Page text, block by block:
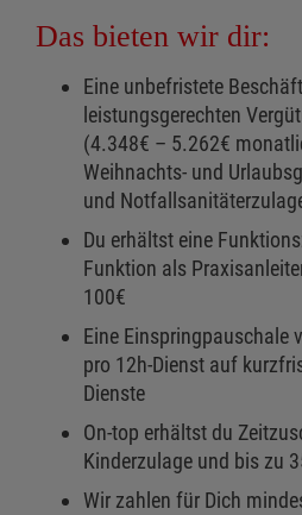
Das bieten wir dir:
Eine unbefristete
leistungsgerechten
(4.348€ – 5.262€
Weihnachts- und
und
Du erhältst eine
Funktion als
100€
Eine Einspringpauschale
pro 12h-Dienst auf
Dienste
On-top erhältst du
Kinderzulage und bis zu
Wir zahlen für Dich